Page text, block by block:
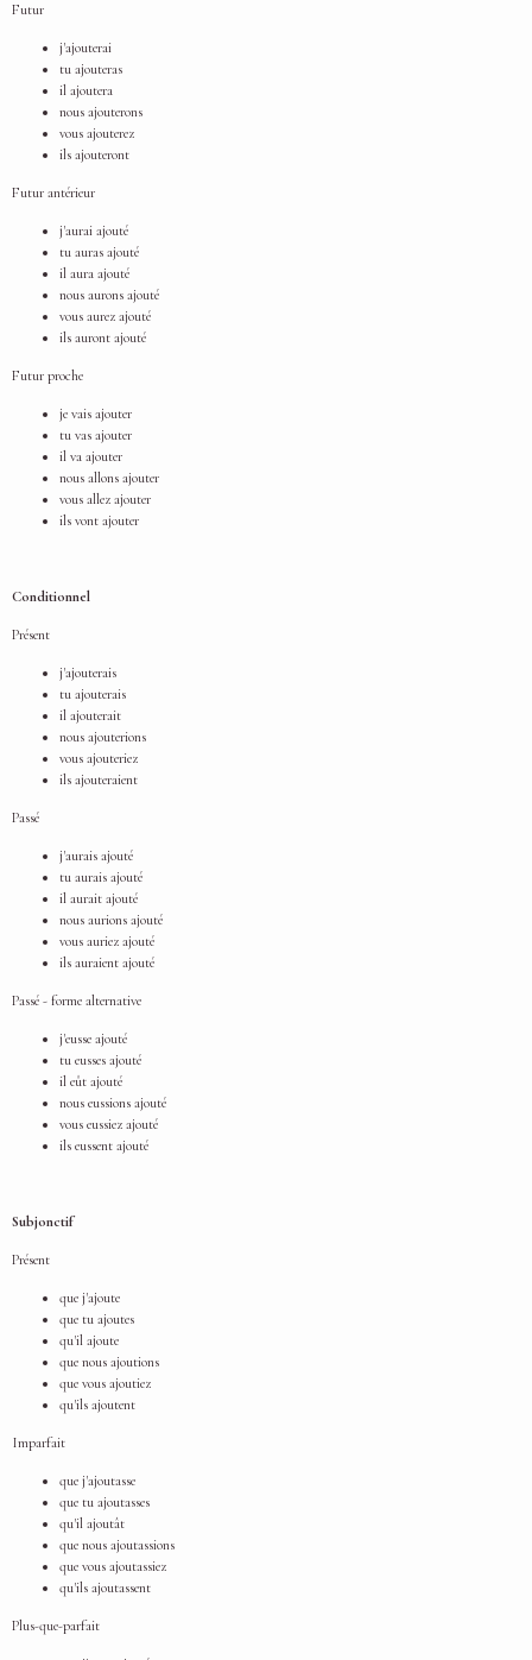
Futur
j'ajouterai
tu ajouteras
il ajoutera
nous ajouterons
vous ajouterez
ils ajouteront
Futur antérieur
j'aurai ajouté
tu auras ajouté
il aura ajouté
nous aurons ajouté
vous aurez ajouté
ils auront ajouté
Futur proche
je vais ajouter
tu vas ajouter
il va ajouter
nous allons ajouter
vous allez ajouter
ils vont ajouter
Conditionnel
Présent
j'ajouterais
tu ajouterais
il ajouterait
nous ajouterions
vous ajouteriez
ils ajouteraient
Passé
j'aurais ajouté
tu aurais ajouté
il aurait ajouté
nous aurions ajouté
vous auriez ajouté
ils auraient ajouté
Passé - forme alternative
j'eusse ajouté
tu eusses ajouté
il eût ajouté
nous eussions ajouté
vous eussiez ajouté
ils eussent ajouté
Subjonctif
Présent
que j'ajoute
que tu ajoutes
qu'il ajoute
que nous ajoutions
que vous ajoutiez
qu'ils ajoutent
Imparfait
que j'ajoutasse
que tu ajoutasses
qu'il ajoutât
que nous ajoutassions
que vous ajoutassiez
qu'ils ajoutassent
Plus-que-parfait